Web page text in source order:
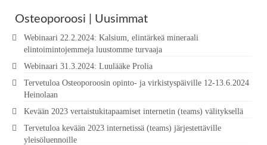
Osteoporoosi | Uusimmat
Webinaari 22.2.2024: Kalsium, elintärkeä mineraali
elintoimintojemmeja luustomme turvaaja
Webinaari 31.3.2024: Luulääke Prolia
Tervetuloa Osteoporoosin opinto- ja virkistyspäiville 12-13.6.2024
Heinolaan
Kevään 2023 vertaistukitapaamiset internetin (teams) välityksellä
Tervetuloa kevään 2023 internetissä (teams) järjestettäville
yleisöluennoille